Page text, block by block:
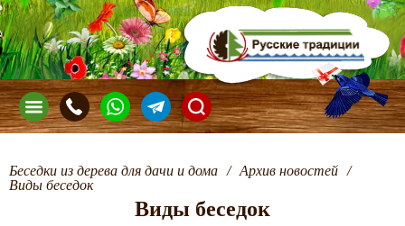
Беседки из дерева для дачи и дома / Архив новостей /
Виды беседок
Виды беседок